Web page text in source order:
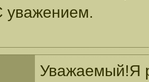
уважением.
Уважаемый!Я